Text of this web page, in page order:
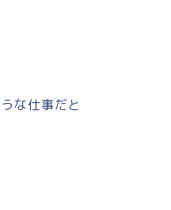
な仕事だと